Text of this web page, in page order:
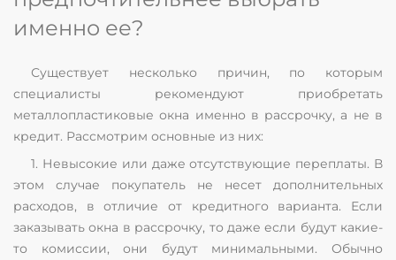
именно ее?
Существует несколько причин, по которым
специалисты рекомендуют приобретать
металлопластиковые окна именно в рассрочку, а не в
кредит. Рассмотрим основные из них:
1. Невысокие или даже отсутствующие переплаты. В
этом случае покупатель не несет дополнительных
расходов, в отличие от кредитного варианта. Если
заказывать окна в рассрочку, то даже если будут какие-
то комиссии, они будут минимальными. Обычно